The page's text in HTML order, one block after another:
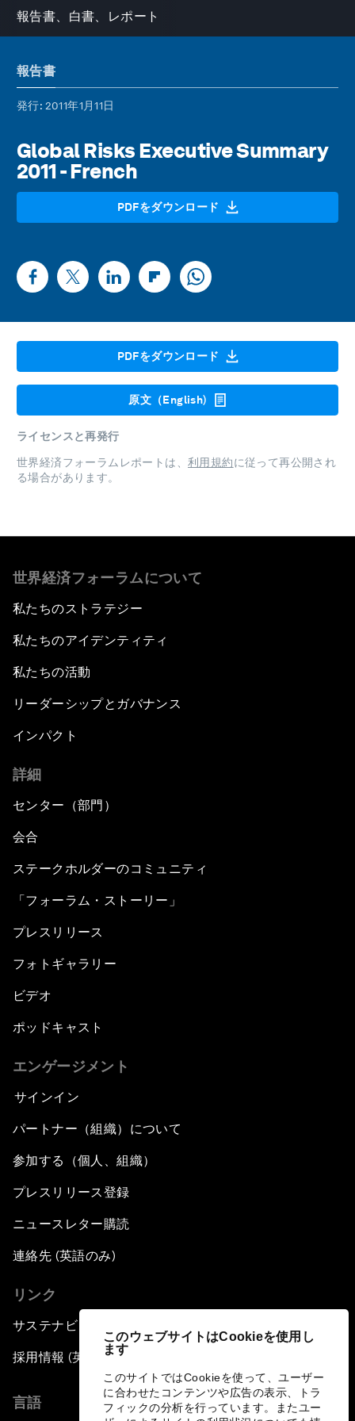
このウェブサイトはCookieを使用し
ます
このサイトではCookieを使って、ユーザー
に合わせたコンテンツや広告の表示、トラ
フィックの分析を行っています。またユー
報告書、白書、レポート
報告書
発行: 2011年1月11日
Global Risks Executive Summary
2011 - French
PDFをダウンロード
PDFをダウンロード
原文（English)
ライセンスと再発行
世界経済フォーラムレポートは、 利用規約に従って再公開され
る場合があります。
世界経済フォーラムについて
私たちのストラテジー
私たちのアイデンティティ
私たちの活動
リーダーシップとガバナンス
インパクト
詳細
センター（部門）
会合
ステークホルダーのコミュニティ
「フォーラム・ストーリー」
プレスリリース
フォトギャラリー
ビデオ
ポッドキャスト
エンゲージメント
サインイン
パートナー（組織）について
参加する（個人、組織）
プレスリリース登録
ニュースレター購読
連絡先 (英語のみ)
リンク
サステナビリティへの取り組み
採用情報 (英語のみ)
言語